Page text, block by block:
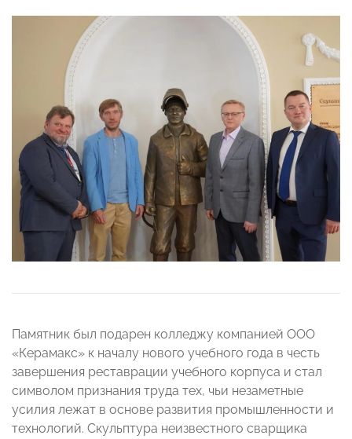
Памятник был подарен колледжу компанией ООО
«Керамакс» к началу нового учебного года в честь
завершения реставрации учебного корпуса и стал
символом признания труда тех, чьи незаметные
усилия лежат в основе развития промышленности и
технологий. Скульптура неизвестного сварщика